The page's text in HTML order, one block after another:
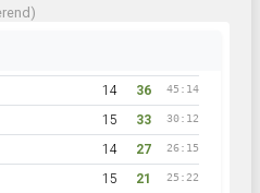
14 36 45:14
15 33 30:12
14 27 26:15
15 21 25:22